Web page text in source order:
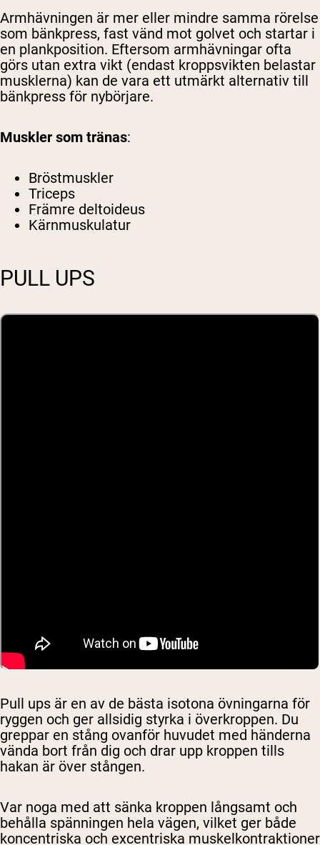
Armhävningen är mer eller mindre samma rörelse
som bänkpress, fast vänd mot golvet och startar i
en plankposition. Eftersom armhävningar ofta
görs utan extra vikt (endast kroppsvikten belastar
musklerna) kan de vara ett utmärkt alternativ till
bänkpress för nybörjare.
Muskler som tränas:
Bröstmuskler
Triceps
Främre deltoideus
Kärnmuskulatur
PULL UPS
Pull ups är en av de bästa isotona övningarna för
ryggen och ger allsidig styrka i överkroppen. Du
greppar en stång ovanför huvudet med händerna
vända bort från dig och drar upp kroppen tills
hakan är över stången.
Var noga med att sänka kroppen långsamt och
behålla spänningen hela vägen, vilket ger både
koncentriska och excentriska muskelkontraktioner